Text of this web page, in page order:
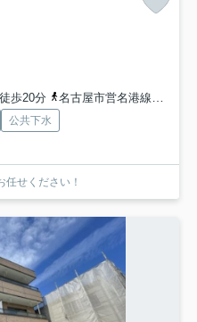
歩20分
名古屋市営名港線「日比野」駅 徒歩16分
公共下水
せください！